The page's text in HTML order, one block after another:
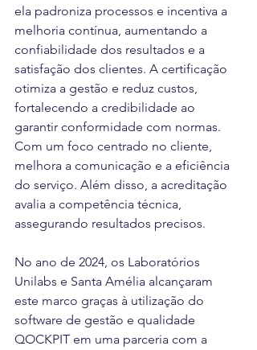
ela padroniza processos e incentiva a
melhoria contínua, aumentando a
confiabilidade dos resultados e a
satisfação dos clientes. A certificação
otimiza a gestão e reduz custos,
fortalecendo a credibilidade ao
garantir conformidade com normas.
Com um foco centrado no cliente,
melhora a comunicação e a eficiência
do serviço. Além disso, a acreditação
avalia a competência técnica,
assegurando resultados precisos.
No ano de 2024, os Laboratórios
Unilabs e Santa Amélia alcançaram
este marco graças à utilização do
software de gestão e qualidade
QOCKPIT em uma parceria com a